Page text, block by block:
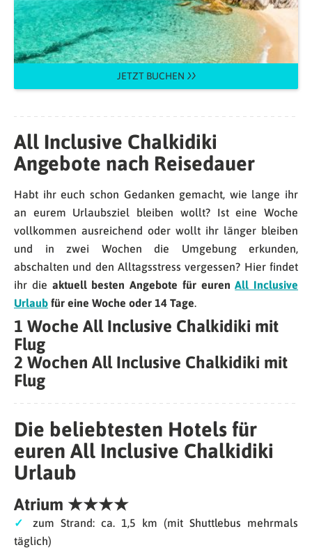
JETZT BUCHEN
All Inclusive Chalkidiki
Angebote nach Reisedauer
Habt ihr euch schon Gedanken gemacht, wie lange ihr
an eurem Urlaubsziel bleiben wollt? Ist eine Woche
vollkommen ausreichend oder wollt ihr länger bleiben
und in zwei Wochen die Umgebung erkunden,
abschalten und den Alltagsstress vergessen? Hier findet
ihr die aktuell besten Angebote für eurenAll Inclusive
Urlaub für eine Woche oder 14 Tage.
1 Woche All Inclusive Chalkidiki mit
Flug
2 Wochen All Inclusive Chalkidiki mit
Flug
Die beliebtesten Hotels für
euren All Inclusive Chalkidiki
Urlaub
Atrium ★★★★
✓ zum Strand: ca. 1,5 km (mit Shuttlebus mehrmals
täglich)